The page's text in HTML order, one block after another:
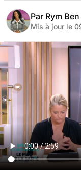
Par Rym
Mis à jour le